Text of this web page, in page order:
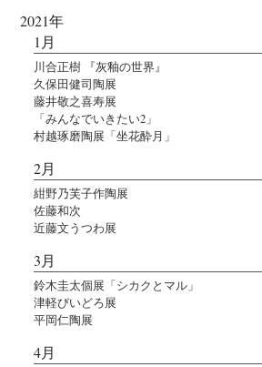
2021年
1月
川合正樹 『灰釉の世界』
久保田健司陶展
藤井敬之喜寿展
「みんなでいきたい2」
村越琢磨陶展「坐花酔月」
2月
紺野乃芙子作陶展
佐藤和次
近藤文うつわ展
3月
鈴木圭太個展「シカクとマル」
津軽びいどろ展
平岡仁陶展
4月